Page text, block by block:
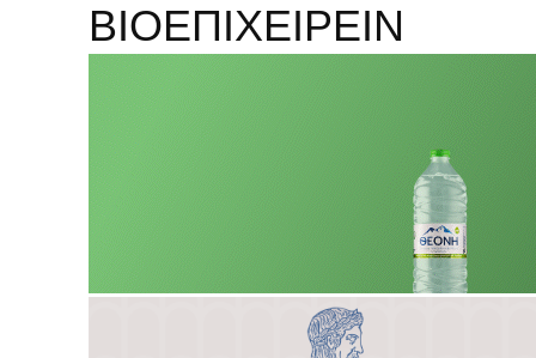
ΒΙΟΕΠΙΧΕΙΡΕΙΝ